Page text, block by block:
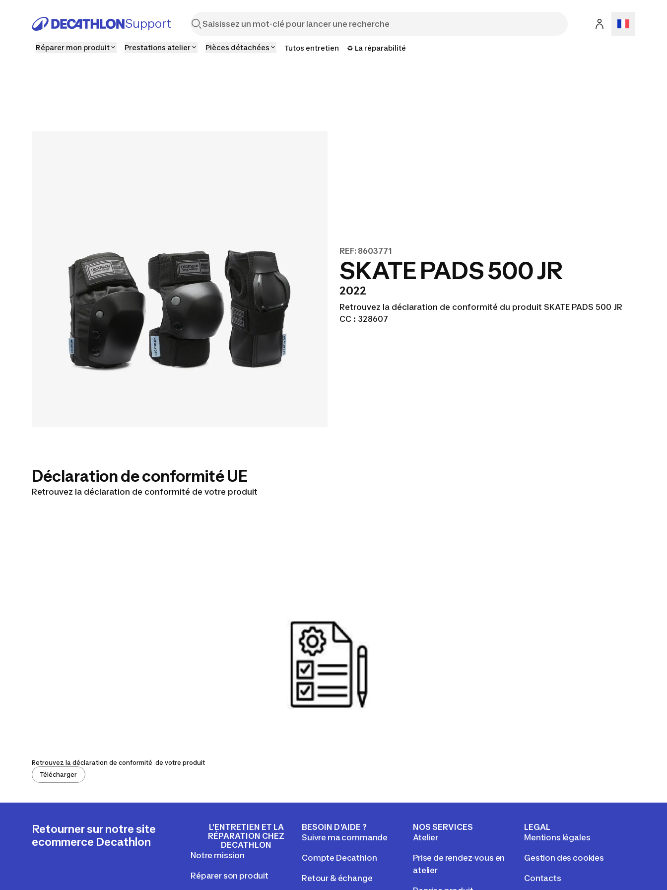
Support
Réparer mon produit Prestations atelier Pièces détachées Tutos entretien ♻️ La réparabilité
REF: 8603771
SKATE PADS 500 JR
2022
Retrouvez la déclaration de conformité du produit SKATE PADS 500 JR
CC : 328607
Déclaration de conformité UE
Retrouvez la déclaration de conformité de votre produit
Retrouvez la déclaration de conformité de votre produit
Télécharger
Retourner sur notre site
ecommerce Decathlon
L'ENTRETIEN ET LA
RÉPARATION CHEZ
DECATHLON
Notre mission
Réparer son produit
BESOIN D'AIDE ?
Suivre ma commande
Compte Decathlon
Retour & échange
NOS SERVICES
Atelier
Prise de rendez-vous en
atelier
LEGAL
Mentions légales
Gestion des cookies
Contacts